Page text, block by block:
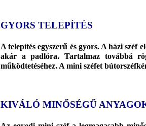
GYORS TELEPÍTÉS
A telepítés egyszerű és gyors. A házi
akár a padlóra. Tartalmaz továbbá
működtetéséhez. A mini széfet
KIVÁLÓ MINŐSÉGŰ